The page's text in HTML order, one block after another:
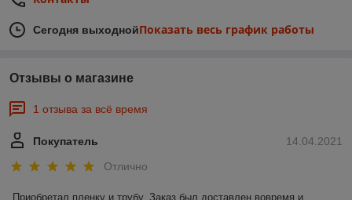
Сегодня выходнойПоказать весь график работы
Отзывы о магазине
1 отзыва за всё время
14.04.2021
Покупатель
Отлично
Приобретал пленку и трубу. Заказ был доставлен вовремя и